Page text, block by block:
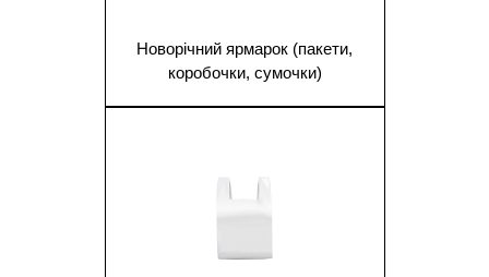
Новорічний ярмарок (пакети,
коробочки, сумочки)